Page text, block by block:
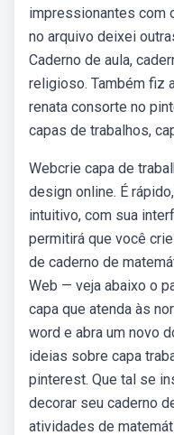
impressionantes com
no arquivo deixei
Caderno de aula,
religioso. Também fiz
renata consorte no
capas de trabalhos,
Webcrie capa de
design online. É
intuitivo, com sua
permitirá que você
de caderno de
Web — veja abaixo o
capa que atenda às
word e abra um novo
ideias sobre capa
pinterest. Que tal se
decorar seu caderno
atividades de